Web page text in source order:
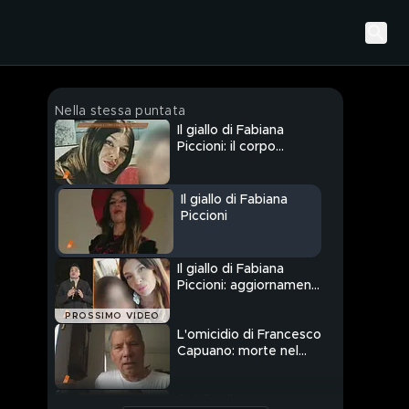
Nella stessa puntata
Il giallo di Fabiana
Piccioni: il corpo
Il giallo di Fabiana
Piccioni
PROSSIMO VIDEO
Il giallo di Fabiana
Piccioni: aggiornamenti
L'omicidio di Francesco
Capuano: morte nel